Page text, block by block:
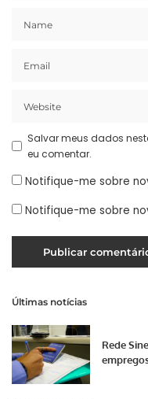
Salvar meus dados
eu comentar.
Notifique-me sobre
Notifique-me sobre
Últimas notícias
Rede